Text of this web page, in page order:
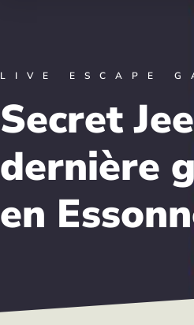
LIVE ESCAPE
Secret
dernière
en